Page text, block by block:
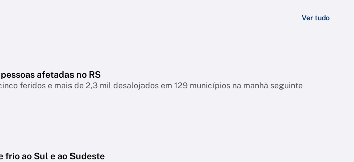
Ver tudo
afetadas no RS
feridos e mais de 2,3 mil desalojados em 129 municípios na manhã seguinte
ao Sul e ao Sudeste